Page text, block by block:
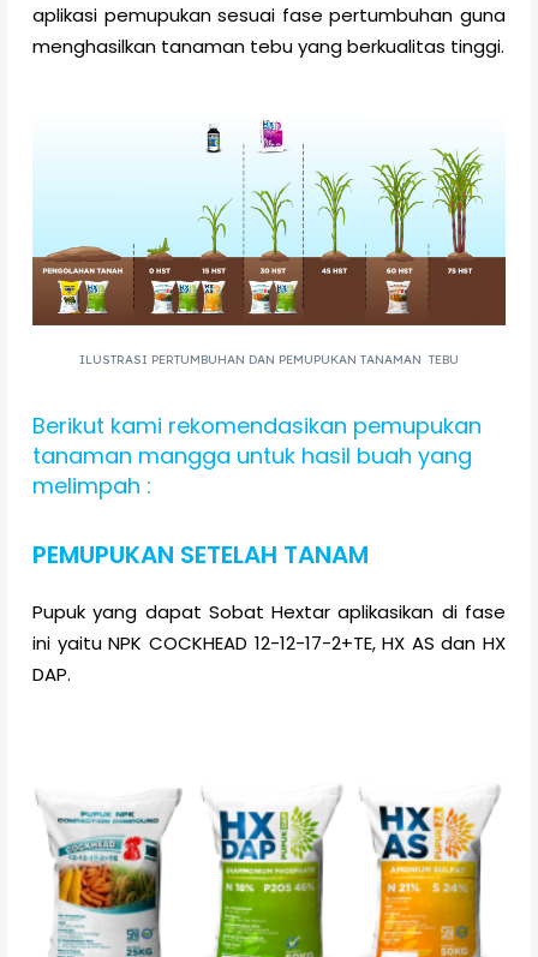
aplikasi pemupukan sesuai fase pertumbuhan guna
menghasilkan tanaman tebu yang berkualitas tinggi.
ILUSTRASI PERTUMBUHAN DAN PEMUPUKAN TANAMAN TEBU
Berikut kami rekomendasikan pemupukan
tanaman mangga untuk hasil buah yang
melimpah :
PEMUPUKAN SETELAH TANAM
Pupuk yang dapat Sobat Hextar aplikasikan di fase
ini yaitu NPK COCKHEAD 12-12-17-2+TE, HX AS dan HX
DAP.